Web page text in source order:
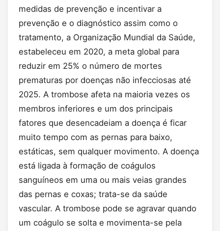
medidas de prevenção e incentivar a
prevenção e o diagnóstico assim como o
tratamento, a Organização Mundial da Saúde,
estabeleceu em 2020, a meta global para
reduzir em 25% o número de mortes
prematuras por doenças não infecciosas até
2025. A trombose afeta na maioria vezes os
membros inferiores e um dos principais
fatores que desencadeiam a doença é ficar
muito tempo com as pernas para baixo,
estáticas, sem qualquer movimento. A doença
está ligada à formação de coágulos
sanguíneos em uma ou mais veias grandes
das pernas e coxas; trata-se da saúde
vascular. A trombose pode se agravar quando
um coágulo se solta e movimenta-se pela